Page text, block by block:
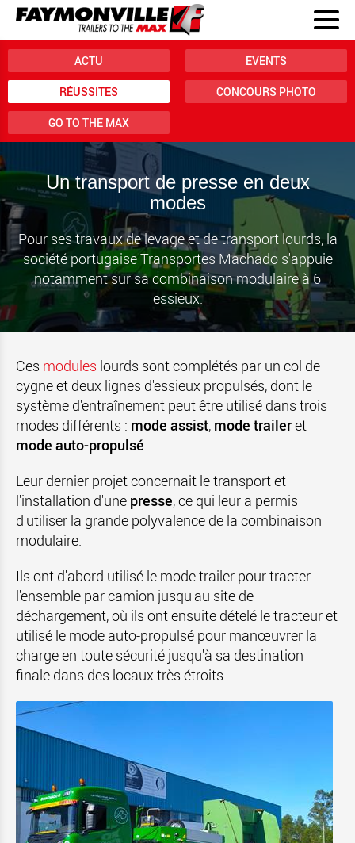
ACTU EVENTS
RÉUSSITES CONCOURS PHOTO
GO TO THE MAX
Un transport de presse en deux
modes
Pour ses travaux de levage et de transport lourds, la
société portugaise Transportes Machado s'appuie
notamment sur sa combinaison modulaire à 6
essieux.
Ces modules lourds sont complétés par un col de
cygne et deux lignes d'essieux propulsés, dont le
système d'entraînement peut être utilisé dans trois
modes différents : mode assist, mode traileret
mode auto-propulsé.
Leur dernier projet concernait le transport et
l'installation d'une presse, ce qui leur a permis
d'utiliser la grande polyvalence de la combinaison
modulaire.
Ils ont d'abord utilisé le mode trailer pour tracter
l'ensemble par camion jusqu'au site de
déchargement, où ils ont ensuite dételé le tracteur et
utilisé le mode auto-propulsé pour manœuvrer la
charge en toute sécurité jusqu'à sa destination
finale dans des locaux très étroits.